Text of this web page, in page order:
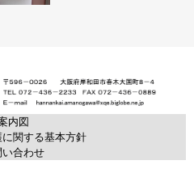
内図
関する基本方針
い合わせ